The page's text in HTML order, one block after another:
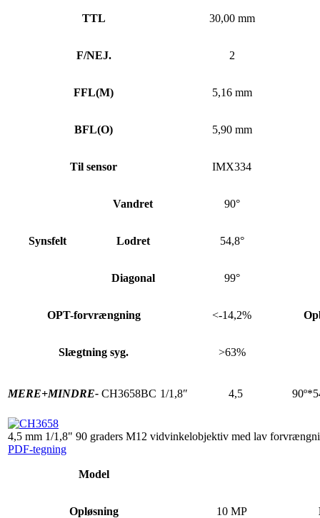
TTL 30,00 mm
F/NEJ. 2
FFL(M) 5,16 mm
BFL(O) 5,90 mm
Til sensor IMX334
Synsfelt
Vandret 90°
Lodret 54,8°
Diagonal 99°
OPT-forvrængning <-14,2%
Slægtning syg. >63%
MERE+MINDRE- CH3658BC 1/1,8″ 4,5
4,5 mm 1/1,8" 90 graders M12 vidvinkelobjektiv med lav
PDF-tegning
Model
Opløsning 10 MP